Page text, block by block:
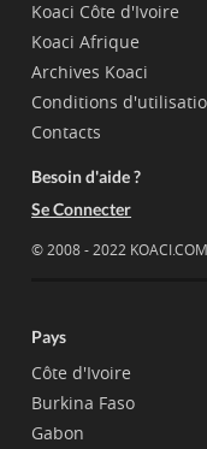
Koaci Côte d'Ivoire
Koaci Afrique
Archives Koaci
Conditions
Contacts
Besoin d'aide ?
Se Connecter
© 2008 - 2022 KOACI.COM
Pays
Côte d'Ivoire
Burkina Faso
Gabon